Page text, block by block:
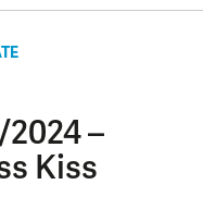
–
Kiss